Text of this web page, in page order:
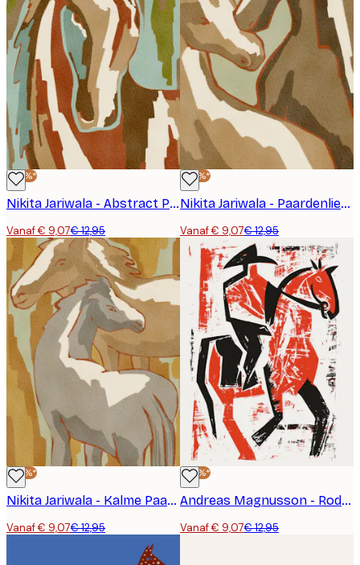
-30%*
Nikita Jariwala - Abstract Paardenportret Poster
Vanaf € 9,07€ 12,95
-30%*
Nikita Jariwala - Paardenliefde Poster
Vanaf € 9,07€ 12,95
-30%*
Nikita Jariwala - Kalme Paardenfamilie Poster
Vanaf € 9,07€ 12,95
-30%*
Andreas Magnusson - Rode Ruiter Poster
Vanaf € 9,07€ 12,95